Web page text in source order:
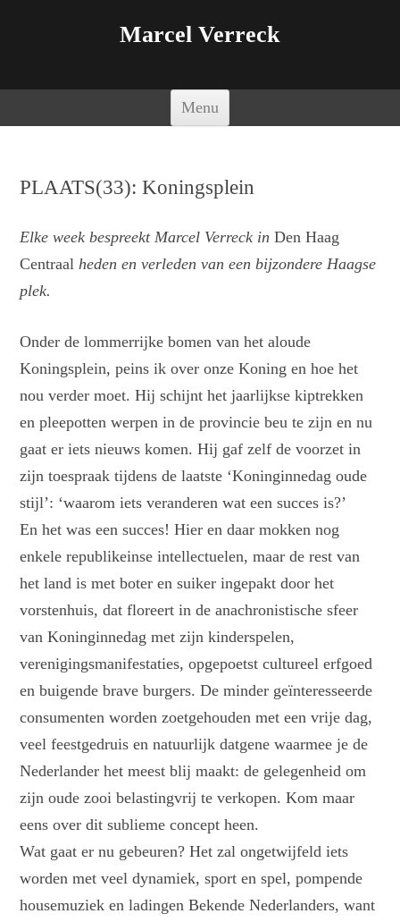
Marcel Verreck
Menu
PLAATS(33): Koningsplein
Elke week bespreekt Marcel Verreck in Den Haag
Centraal heden en verleden van een bijzondere Haagse
plek.
Onder de lommerrijke bomen van het aloude
Koningsplein, peins ik over onze Koning en hoe het
nou verder moet. Hij schijnt het jaarlijkse kiptrekken
en pleepotten werpen in de provincie beu te zijn en nu
gaat er iets nieuws komen. Hij gaf zelf de voorzet in
zijn toespraak tijdens de laatste ‘Koninginnedag oude
stijl’: ‘waarom iets veranderen wat een succes is?’
En het was een succes! Hier en daar mokken nog
enkele republikeinse intellectuelen, maar de rest van
het land is met boter en suiker ingepakt door het
vorstenhuis, dat floreert in de anachronistische sfeer
van Koninginnedag met zijn kinderspelen,
verenigingsmanifestaties, opgepoetst cultureel erfgoed
en buigende brave burgers. De minder geïnteresseerde
consumenten worden zoetgehouden met een vrije dag,
veel feestgedruis en natuurlijk datgene waarmee je de
Nederlander het meest blij maakt: de gelegenheid om
zijn oude zooi belastingvrij te verkopen. Kom maar
eens over dit sublieme concept heen.
Wat gaat er nu gebeuren? Het zal ongetwijfeld iets
worden met veel dynamiek, sport en spel, pompende
housemuziek en ladingen Bekende Nederlanders, want